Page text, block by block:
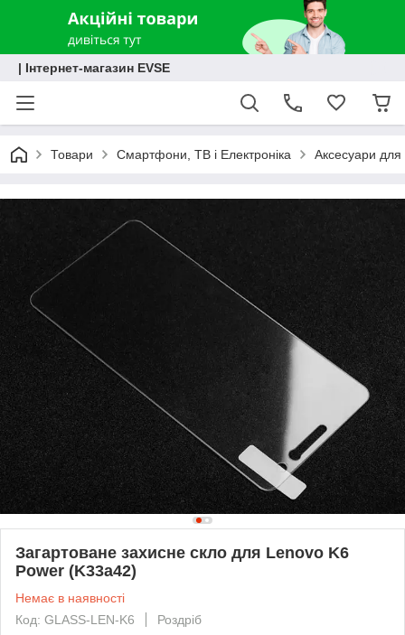
| Інтернет-магазин EVSE
Товари Смартфони, ТВ і Електроніка Аксесуари для
Загартоване захисне скло для Lenovo K6
Power (K33a42)
Немає в наявності
Код: GLASS-LEN-K6
Роздріб